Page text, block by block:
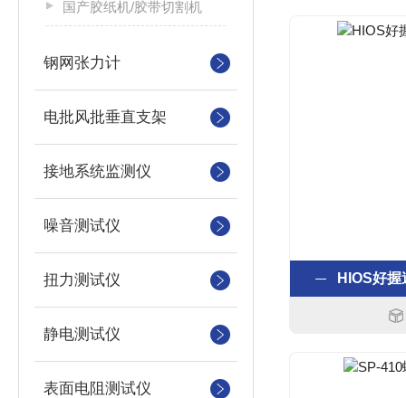
国产胶纸机/胶带切割机
钢网张力计
电批风批垂直支架
接地系统监测仪
噪音测试仪
扭力测试仪
静电测试仪
表面电阻测试仪
HIOS好